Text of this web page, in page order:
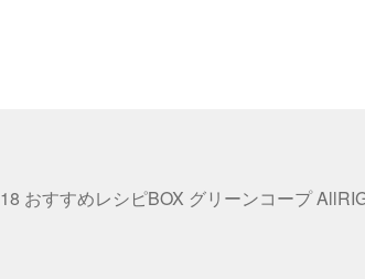
おすすめレシピBOX グリーンコープ